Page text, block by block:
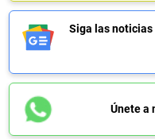
Siga las noticias
Únete a